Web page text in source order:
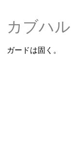
カブハル
ガードは固く。